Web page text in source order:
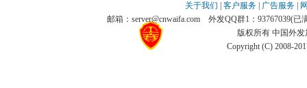
关于我们 客户服务 广告服务
邮箱：server@cnwaifa.com外发QQ群1：93767039(已
版权所有 中国外
Copyright (C) 2008-